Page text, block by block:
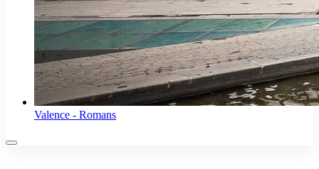
Valence - Romans